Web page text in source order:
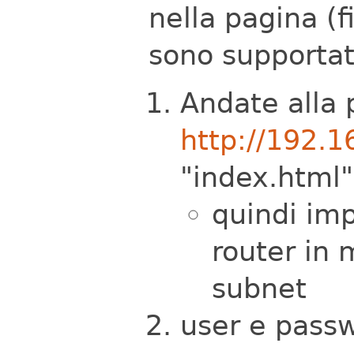
nella pagina
sono
Andate alla
http://
quindi
router in
subnet
user e